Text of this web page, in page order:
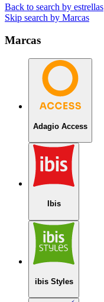
Back to search by estrellas
Skip search by Marcas
Marcas
Adagio Access
Ibis
ibis Styles